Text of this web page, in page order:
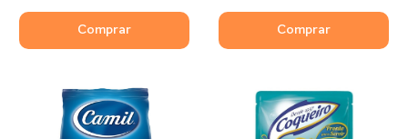
Comprar Comprar